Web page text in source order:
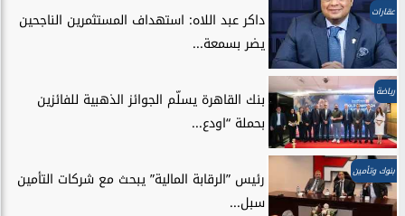
عقارات
داكر عبد اللاه: استهداف المستثمرين الناجحين
يضر بسمعة...
رياضة
بنك القاهرة يسلّم الجوائز الذهبية للفائزين
بحملة “اودع...
بنوك وتأمين
رئيس ”الرقابة المالية” يبحث مع شركات التأمين
سبل...